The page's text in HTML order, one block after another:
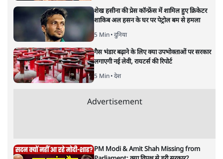
मोदी के रूप में नये पेशवा का
राज्याभिषेक
वक़्त-बेवक़्त| अपूर्वानंद| 29 MAR, 2025
अपूर्वानंद
नए संसद भवन के उद्घाटन पर जिस तरह के कर्मकांड हुए और पीएम